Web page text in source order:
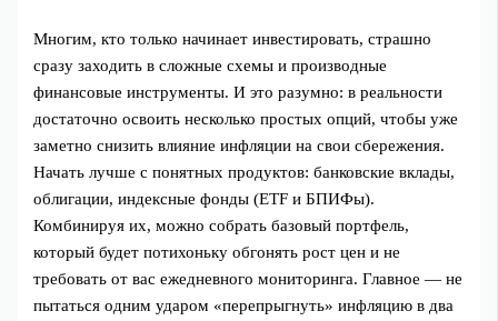
Многим, кто только начинает инвестировать, страшно
сразу заходить в сложные схемы и производные
финансовые инструменты. И это разумно: в реальности
достаточно освоить несколько простых опций, чтобы уже
заметно снизить влияние инфляции на свои сбережения.
Начать лучше с понятных продуктов: банковские вклады,
облигации, индексные фонды (ETF и БПИФы).
Комбинируя их, можно собрать базовый портфель,
который будет потихоньку обгонять рост цен и не
требовать от вас ежедневного мониторинга. Главное — не
пытаться одним ударом «перепрыгнуть» инфляцию в два